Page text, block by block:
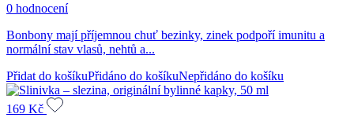
0 hodnocení
Bonbony mají příjemnou chuť bezinky, zinek podpoří imunitu a
normální stav vlasů, nehtů a...
Přidat do košíkuPřidáno do košíkuNepřidáno do košíku
169 Kč